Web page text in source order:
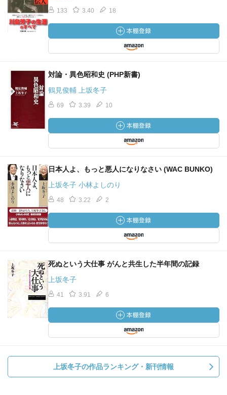
133 3.40 18
対論・異色昭和史 (PHP新書)
鶴見俊輔 上坂冬子
69 3.39 10
日本人よ、もっと悪人になりなさい (WAC BUNKO)
上坂冬子 小林よしのり
48 3.22 2
死ぬという大仕事 がんと共生した半年間の記録
上坂冬子
41 3.91 6
上坂冬子の作品ランキング・新刊情報